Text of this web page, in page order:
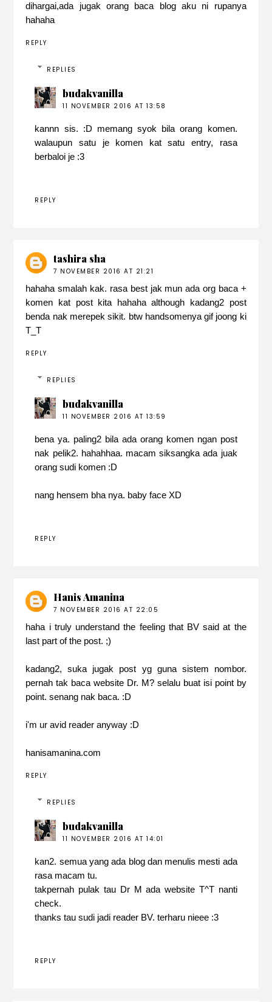
dihargai,ada jugak orang baca blog aku ni rupanya
hahaha
REPLY
REPLIES
budakvanilla
11 NOVEMBER 2016 AT 13:58
kannn sis. :D memang syok bila orang komen.
walaupun satu je komen kat satu entry, rasa
berbaloi je :3
REPLY
tashira sha
7 NOVEMBER 2016 AT 21:21
hahaha smalah kak. rasa best jak mun ada org baca +
komen kat post kita hahaha although kadang2 post
benda nak merepek sikit. btw handsomenya gif joong ki
T_T
REPLY
REPLIES
budakvanilla
11 NOVEMBER 2016 AT 13:59
bena ya. paling2 bila ada orang komen ngan post
nak pelik2. hahahhaa. macam siksangka ada juak
orang sudi komen :D
nang hensem bha nya. baby face XD
REPLY
Hanis Amanina
7 NOVEMBER 2016 AT 22:05
haha i truly understand the feeling that BV said at the
last part of the post. ;)
kadang2, suka jugak post yg guna sistem nombor.
pernah tak baca website Dr. M? selalu buat isi point by
point. senang nak baca. :D
i'm ur avid reader anyway :D
hanisamanina.com
REPLY
REPLIES
budakvanilla
11 NOVEMBER 2016 AT 14:01
kan2. semua yang ada blog dan menulis mesti ada
rasa macam tu.
takpernah pulak tau Dr M ada website T^T nanti
check.
thanks tau sudi jadi reader BV. terharu nieee :3
REPLY